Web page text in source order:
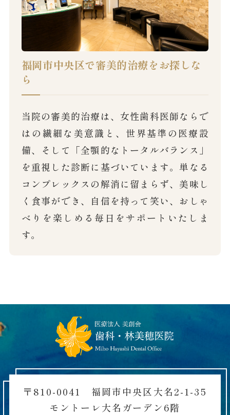
福岡市中央区で審美的治療をお探しな
ら
当院の審美的治療は、女性歯科医師ならで
はの繊細な美意識と、世界基準の医療設
備、そして「全顎的なトータルバランス」
を重視した診断に基づいています。単なる
コンプレックスの解消に留まらず、美味し
く食事ができ、自信を持って笑い、おしゃ
べりを楽しめる毎日をサポートいたしま
す。
〒810-0041 福岡市中央区大名2-1-35
モントーレ大名ガーデン6階